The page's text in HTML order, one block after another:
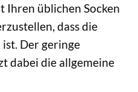
Ihren üblichen Socken
dass die
Der geringe
dabei die allgemeine